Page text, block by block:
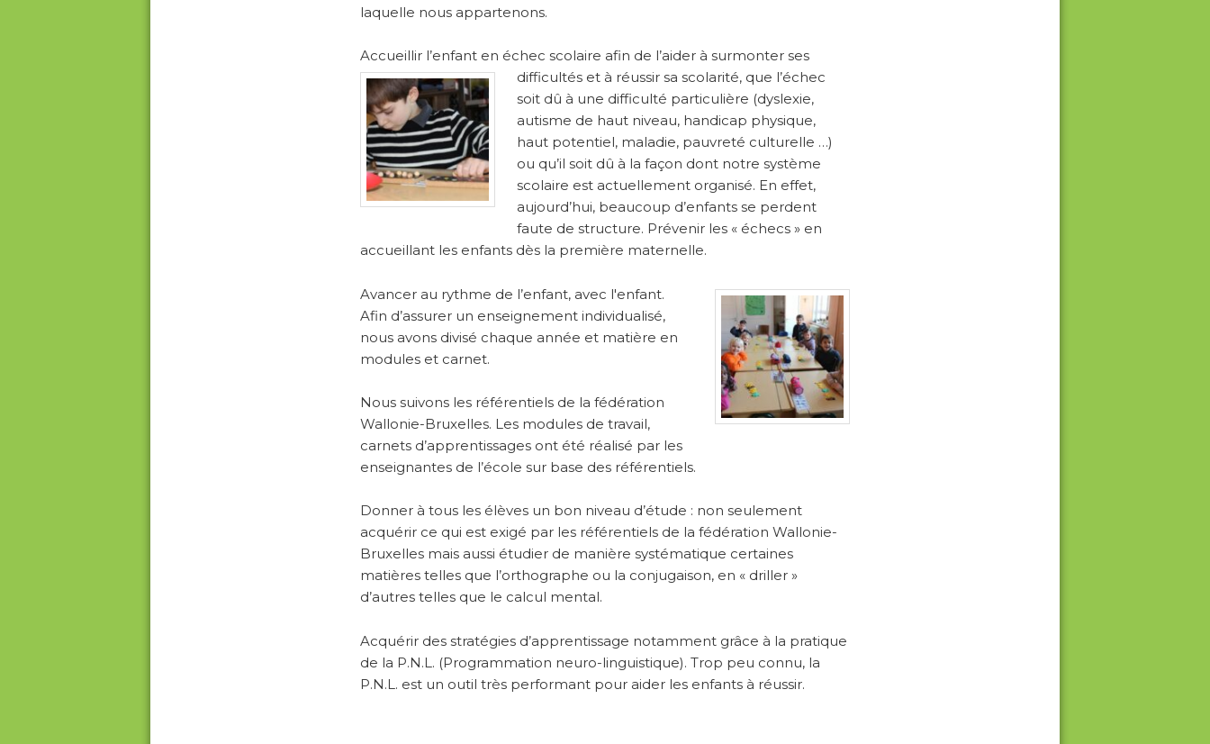
laquelle nous appartenons.
Accueillir l’enfant en échec scolaire afin de l’aider à surmonter ses
difficultés et à réussir sa scolarité, que l’échec
soit dû à une difficulté particulière (dyslexie,
autisme de haut niveau, handicap physique,
haut potentiel, maladie, pauvreté culturelle …)
ou qu’il soit dû à la façon dont notre système
scolaire est actuellement organisé. En effet,
aujourd’hui, beaucoup d’enfants se perdent
faute de structure. Prévenir les « échecs » en
accueillant les enfants dès la première maternelle.
Avancer au rythme de l’enfant, avec l'enfant.
Afin d’assurer un enseignement individualisé,
nous avons divisé chaque année et matière en
modules et carnet.
Nous suivons les référentiels de la fédération
Wallonie-Bruxelles. Les modules de travail,
carnets d’apprentissages ont été réalisé par les
enseignantes de l’école sur base des référentiels.
Donner à tous les élèves un bon niveau d’étude : non seulement
acquérir ce qui est exigé par les référentiels de la fédération Wallonie-
Bruxelles mais aussi étudier de manière systématique certaines
matières telles que l’orthographe ou la conjugaison, en « driller »
d’autres telles que le calcul mental.
Acquérir des stratégies d’apprentissage notamment grâce à la pratique
de la P.N.L. (Programmation neuro-linguistique). Trop peu connu, la
P.N.L. est un outil très performant pour aider les enfants à réussir.